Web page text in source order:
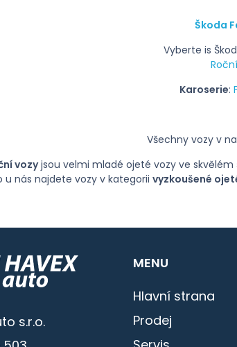
Škoda
Vyberte is
Karoserie:
Všechny vozy v
vozyjsou velmi mladé ojeté vozy ve
u nás najdete vozy v kategorii vyzkoušené
s.r.o.
MENU
Hlavní strana
Prodej